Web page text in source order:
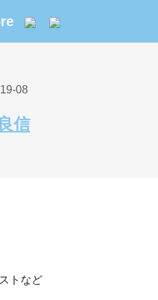
08
信
トなど